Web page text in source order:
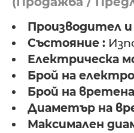
Производител
Състояние :
Електрическа
Брой на
Брой на
Диаметър на
Максимален